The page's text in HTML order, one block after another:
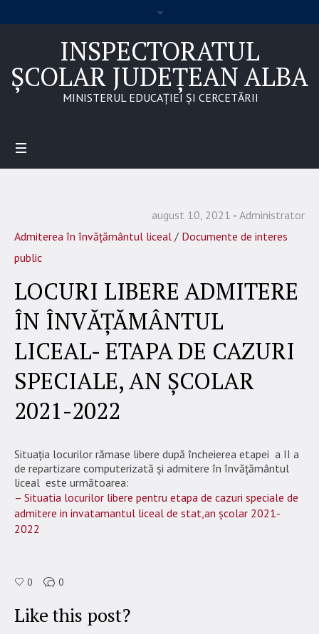
INSPECTORATUL
ȘCOLAR JUDEȚEAN ALBA
MINISTERUL EDUCAȚIEI ȘI CERCETĂRII
august 10, 2021
Administrator
Admiterea în învățământul liceal / Documente de interes
public
LOCURI LIBERE ADMITERE
ÎN ÎNVĂȚĂMÂNTUL
LICEAL- ETAPA DE CAZURI
SPECIALE, AN ȘCOLAR
2021-2022
Situația locurilor rămase libere după încheierea etapei a II a
de repartizare computerizată și admitere în învățământul
liceal este următoarea:
– Situatia locurilor libere pentru etapa de cazuri speciale de
admitere in invatamantul liceal de stat,an școlar 2021-
2022
0 0
Like this post?